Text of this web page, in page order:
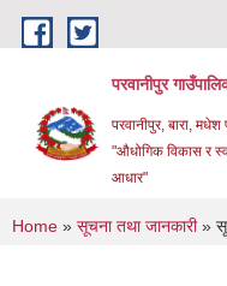
Skip to main content
परवानीपुर
परवानीपुर, बारा,
"औधोगिक विकास र
आधार"
You are here
Home » सूचना तथा जानकारी»